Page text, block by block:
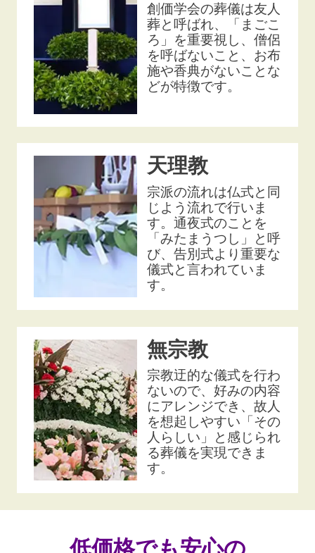
創価学会の葬儀は友人
葬と呼ばれ、「まごこ
ろ」を重要視し、僧侶
を呼ばないこと、お布
施や香典がないことな
どが特徴です。
天理教
宗派の流れは仏式と同
じよう流れで行いま
す。通夜式のことを
「みたまうつし」と呼
び、告別式より重要な
儀式と言われていま
す。
無宗教
宗教迂的な儀式を行わ
ないので、好みの内容
にアレンジでき、故人
を想起しやすい「その
人らしい」と感じられ
る葬儀を実現できま
す。